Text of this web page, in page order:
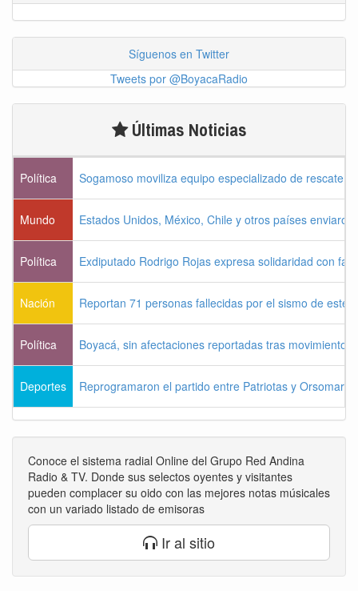
Síguenos en Twitter
Tweets por @BoyacaRadio
Últimas Noticias
Política Sogamoso moviliza equipo especializado de rescate
Mundo Estados Unidos, México, Chile y otros países
Política Exdiputado Rodrigo Rojas expresa solidaridad con
Nación Reportan 71 personas fallecidas por el sismo de este
Política Boyacá, sin afectaciones reportadas tras movimiento
Deportes Reprogramaron el partido entre Patriotas y Orsomarso
Conoce el sistema radial Online del Grupo Red Andina
Radio & TV. Donde sus selectos oyentes y visitantes
pueden complacer su oido con las mejores notas músicales
con un variado listado de emisoras
Ir al sitio